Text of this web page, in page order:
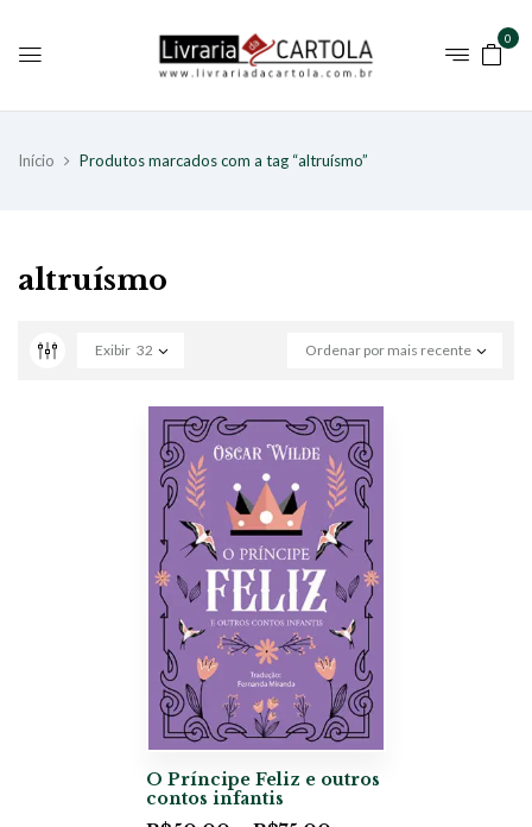
0
Início Produtos marcados com a tag “altruísmo”
altruísmo
Ordenar por mais recente
Exibir 32
O Príncipe Feliz e outros
contos infantis